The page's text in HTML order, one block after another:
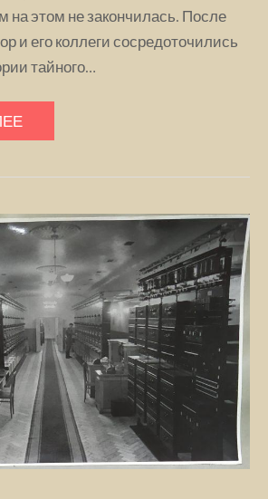
на этом не закончилась. После
и его коллеги сосредоточились
тайного…